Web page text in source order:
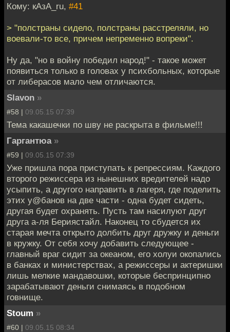
Кому: кАзА_ru, #41
> "полстраны сидело, полстраны расстреляли, но
воевали-то все, причем непременно вопреки".
Ну да, "но в войну победил народ!" - такое может
появиться только в головах у психбольных, которые
от либерасов мало чем отличаются.
Slavon »
#58 | 09.05.15 07:39
Тема какашечки по шву не раскрыта в фильме!!!
Гаргантюа »
#59 | 09.05.15 07:39
Уже пришла пора приступать к репрессиям. Каждого
второго режиссера из нынешних вредителей надо
усыпить, а другого направить в лагеря, где поделить
этих у@банов на две части - одна будет сидеть,
другая будет охранять. Пусть там насилуют друг
друга а-ля Бериястайл. Наконец то сбудется их
старая мечта открыто долбить друг дружку и деньги
в кружку. От себя хочу добавить следующее -
главный враг сидит за океаном, его холуи окопались
в банках и министерствах, а режиссеры и актеришки
лишь мелкие мандавошки, которые беспринципно
зарабатывают деньги снимаясь в подобном
говнище.
Stoum »
#60 | 09.05.15 08:34